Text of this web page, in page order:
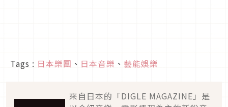
Tags : 日本樂團 、 日本音樂 、 藝能娛樂
來自日本的「DIGLE MAGAZINE」是